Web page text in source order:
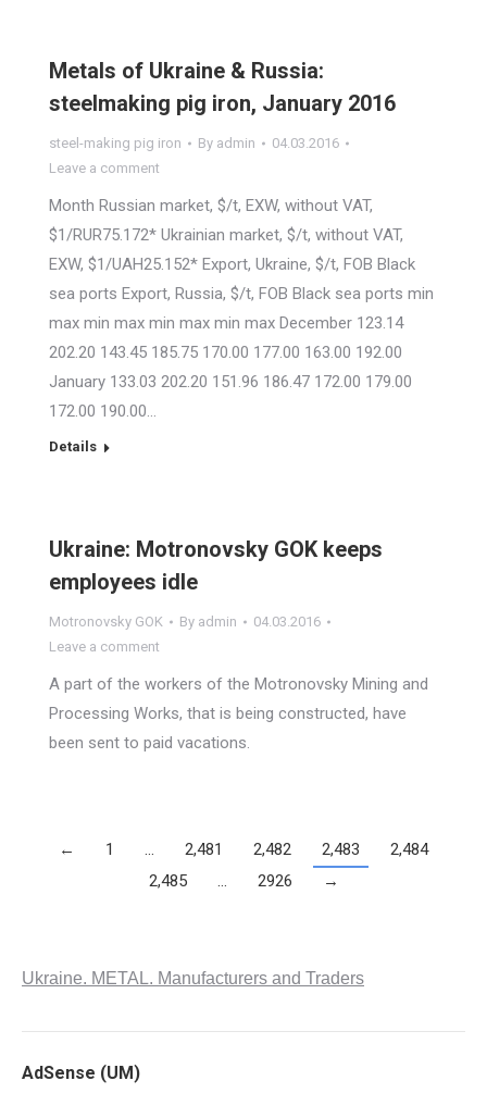
Metals of Ukraine & Russia:
steelmaking pig iron, January 2016
steel-making pig iron By admin
04.03.2016
Leave a comment
Month Russian market, $/t, EXW, without VAT,
$1/RUR75.172* Ukrainian market, $/t, without VAT,
EXW, $1/UAH25.152* Export, Ukraine, $/t, FOB Black
sea ports Export, Russia, $/t, FOB Black sea ports min
max min max min max min max December 123.14
202.20 143.45 185.75 170.00 177.00 163.00 192.00
January 133.03 202.20 151.96 186.47 172.00 179.00
172.00 190.00…
Details
Ukraine: Motronovsky GOK keeps
employees idle
Motronovsky GOK By admin
04.03.2016
Leave a comment
A part of the workers of the Motronovsky Mining and
Processing Works, that is being constructed, have
been sent to paid vacations.
← 1 … 2,481 2,482 2,483
2,484
2,485
… 2926 →
Ukraine. METAL. Manufacturers and Traders
AdSense (UM)